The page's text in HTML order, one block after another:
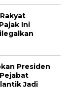
Ini
Presiden
Jadi